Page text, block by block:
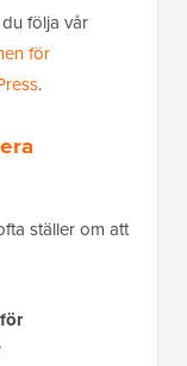
följa vår
för
.
ställer om att